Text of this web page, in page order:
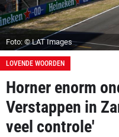
Foto: © LAT Images
LOVENDE WOORDEN
Horner enorm
Verstappen in
veel controle'